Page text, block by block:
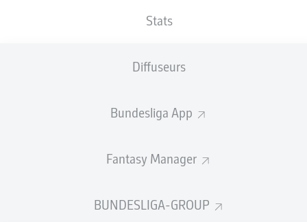
Stats
Diffuseurs
Bundesliga App
Fantasy Manager
BUNDESLIGA-GROUP
STATS DE LA SAISON